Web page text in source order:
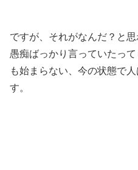
ですが、それがなんだ？と
愚痴ばっかり言っていたっ
も始まらない、今の状態で
す。